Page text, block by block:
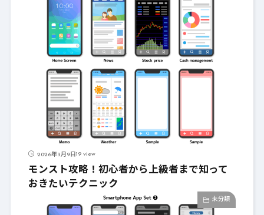
2026年3月9日19 view
モンスト攻略！初心者から上級者まで知って
おきたいテクニック
未分類